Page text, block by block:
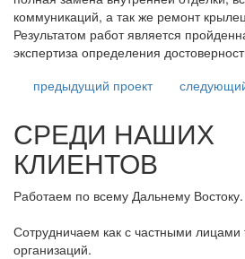
коммуникаций, а так же ремонт
Результатом работ является
экспертиза определения
предыдущий проект
СРЕДИ НАШИХ
КЛИЕНТОВ
Работаем по всему Дальнему Востоку.
Сотрудничаем как с частными
организаций.